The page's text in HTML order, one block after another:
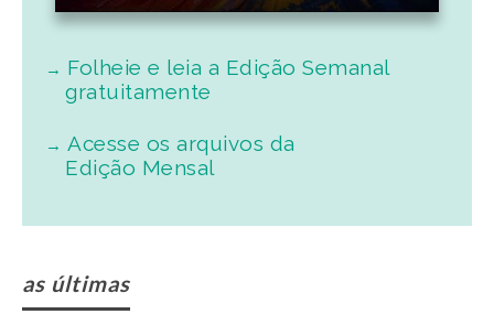
Folheie e leia a Edição Semanal
gratuitamente
Acesse os arquivos da
Edição Mensal
as últimas